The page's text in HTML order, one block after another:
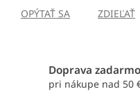
OPÝTAŤ SA ZDIEĽAŤ
Doprava zadarmo
pri nákupe nad 50